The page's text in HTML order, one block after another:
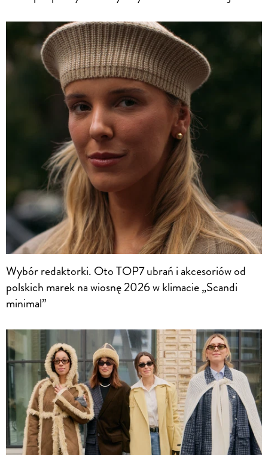
Wybór redaktorki. Oto TOP7 ubrań i akcesoriów od
polskich marek na wiosnę 2026 w klimacie „Scandi
minimal”